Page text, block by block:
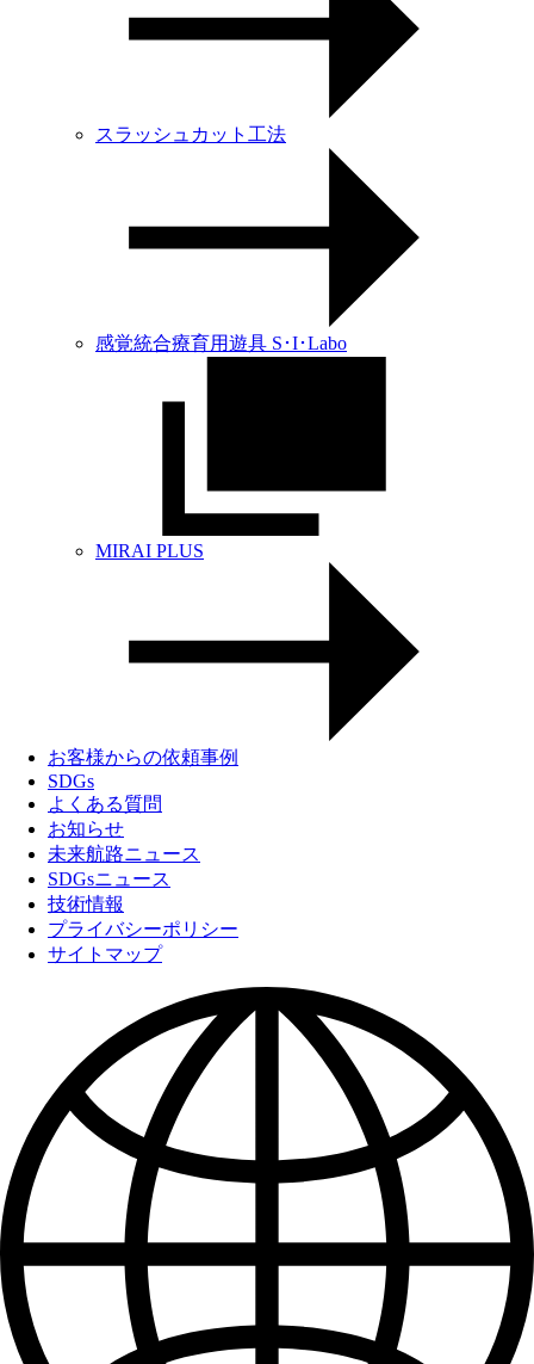
スラッシュカット工法
感覚統合療育用遊具 S･I･Labo
MIRAI PLUS
お客様からの依頼事例
SDGs
よくある質問
お知らせ
未来航路ニュース
SDGsニュース
技術情報
プライバシーポリシー
サイトマップ